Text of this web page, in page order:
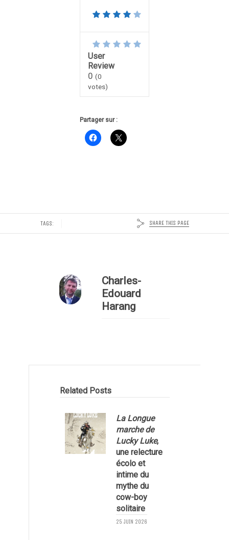
User
Review
0 (0
votes)
Partager sur :
TAGS: SHARE THIS PAGE
Charles-
Edouard
Harang
Related Posts
La Longue
marche de
Lucky Luke,
une relecture
écolo et
intime du
mythe du
cow-boy
solitaire
25 JUIN 2026